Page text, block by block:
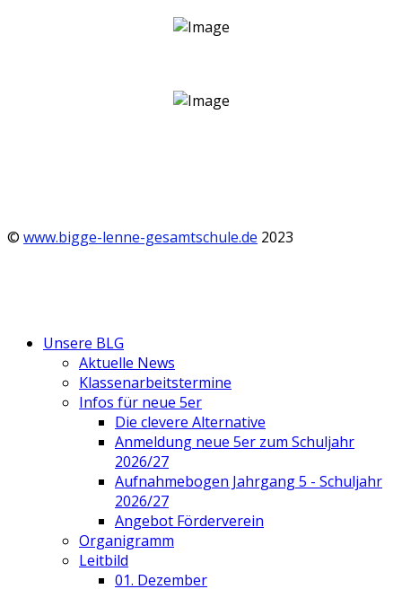
© www.bigge-lenne-gesamtschule.de 2023
Unsere BLG
Aktuelle News
Klassenarbeitstermine
Infos für neue 5er
Die clevere Alternative
Anmeldung neue 5er zum Schuljahr
2026/27
Aufnahmebogen Jahrgang 5 - Schuljahr
2026/27
Angebot Förderverein
Organigramm
Leitbild
01. Dezember